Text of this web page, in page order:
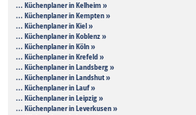
... Küchenplaner in Kelheim »
... Küchenplaner in Kempten »
... Küchenplaner in Kiel »
... Küchenplaner in Koblenz »
... Küchenplaner in Köln »
... Küchenplaner in Krefeld »
... Küchenplaner in Landsberg »
... Küchenplaner in Landshut »
... Küchenplaner in Lauf »
... Küchenplaner in Leipzig »
... Küchenplaner in Leverkusen »